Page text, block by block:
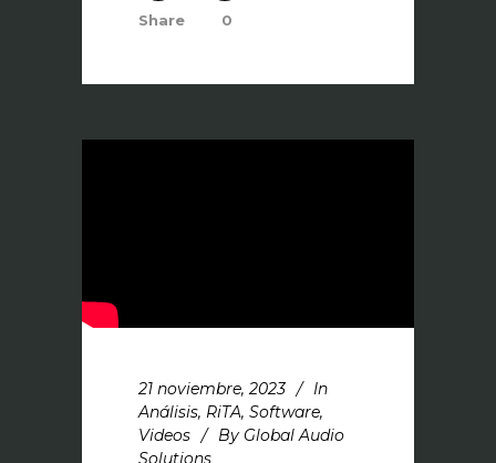
Share 0
21 noviembre, 2023
In
Análisis, RiTA, Software,
Videos
By Global Audio
Solutions